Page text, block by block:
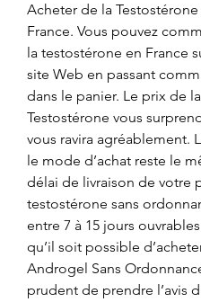
Acheter de la Testostérone
France. Vous pouvez
la testostérone en France
site Web en passant
dans le panier. Le prix de la
Testostérone vous
vous ravira agréablement.
le mode d’achat reste le
délai de livraison de votre
testostérone sans
entre 7 à 15 jours
qu’il soit possible
Androgel Sans
prudent de prendre l’avis